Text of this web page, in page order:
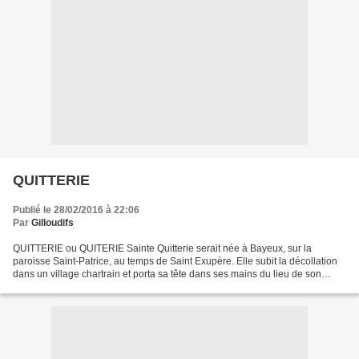
QUITTERIE
Publié le 28/02/2016 à 22:06
Par Gilloudifs
QUITTERIE ou QUITERIE Sainte Quitterie serait née à Bayeux, sur la
paroisse Saint-Patrice, au temps de Saint Exupère. Elle subit la décollation
dans un village chartrain et porta sa tête dans ses mains du lieu de son